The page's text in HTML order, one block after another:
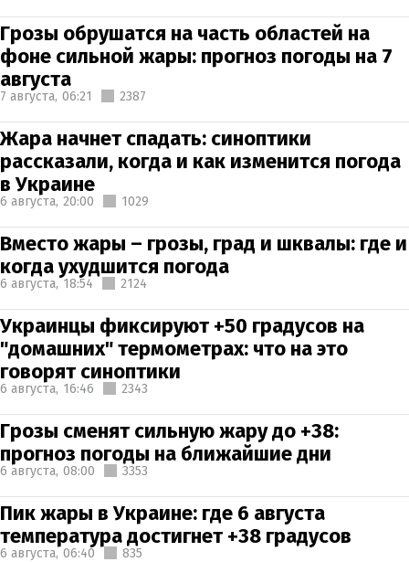
Грозы обрушатся на часть областей на
фоне сильной жары: прогноз погоды на 7
августа
7 августа, 06:21 2387
Жара начнет спадать: синоптики
рассказали, когда и как изменится погода
в Украине
6 августа, 20:00 1029
Вместо жары – грозы, град и шквалы: где и
когда ухудшится погода
6 августа, 18:54 2124
Украинцы фиксируют +50 градусов на
"домашних" термометрах: что на это
говорят синоптики
6 августа, 16:46 2343
Грозы сменят сильную жару до +38:
прогноз погоды на ближайшие дни
6 августа, 08:00 3353
Пик жары в Украине: где 6 августа
температура достигнет +38 градусов
6 августа, 06:40 835